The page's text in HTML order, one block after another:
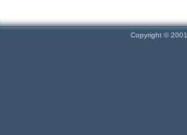
Copyright ©